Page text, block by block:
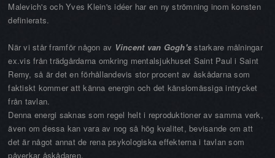
Malevich's och Yves Klein's idéer har en ny strömning inom konsten
definierats.
När vi står framför någon av Vincent van Gogh's starkare målningar
ex.vis från trädgårdarna omkring mentalsjukhuset Saint Paul i Saint
Remy, så är det en förhållandevis stor procent av åskådarna som
faktiskt kommer att känna energin och det känslomässiga intrycket
från tavlan.
Denna energi saknas som regel helt i reproduktioner av samma verk,
även om dessa kan vara av nog så hög kvalitet, bevisande om att
det är något annat de rena psykologiska effekterna i tavlan som
påverkar åskådaren.